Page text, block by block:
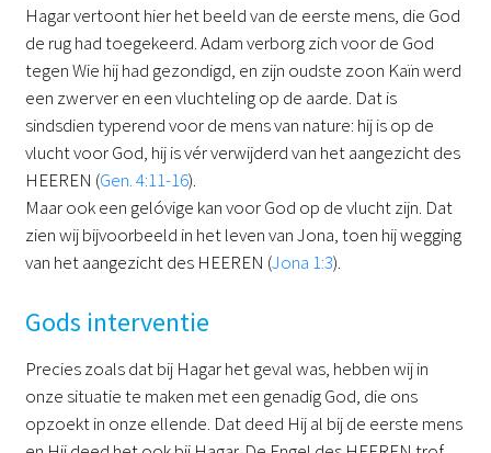
Hagar vertoont hier het beeld van de eerste mens, die God
de rug had toegekeerd. Adam verborg zich voor de God
tegen Wie hij had gezondigd, en zijn oudste zoon Kaïn werd
een zwerver en een vluchteling op de aarde. Dat is
sindsdien typerend voor de mens van nature: hij is op de
vlucht voor God, hij is vér verwijderd van het aangezicht des
HEEREN (Gen. 4:11-16).
Maar ook een gelóvige kan voor God op de vlucht zijn. Dat
zien wij bijvoorbeeld in het leven van Jona, toen hij wegging
van het aangezicht des HEEREN (Jona 1:3).
Gods interventie
Precies zoals dat bij Hagar het geval was, hebben wij in
onze situatie te maken met een genadig God, die ons
opzoekt in onze ellende. Dat deed Hij al bij de eerste mens